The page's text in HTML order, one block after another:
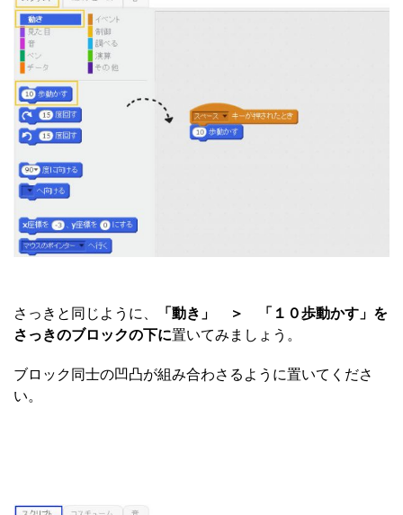
さっきと同じように、
「動き」 ＞ 「１０歩動かす」を
さっきのブロックの下に置いてみましょう。
ブロック同士の凹凸が組み合わさるように置いてくださ
い。